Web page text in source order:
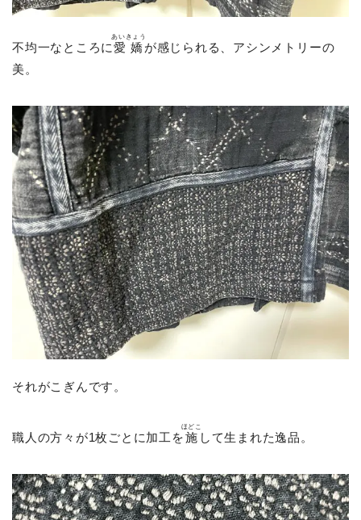
不均一なところに愛嬌
あいきょう
が感じられる、アシンメトリーの
美。
それがこぎんです。
職人の方々が1枚ごとに加工を施
ほどこ
して生まれた逸品。